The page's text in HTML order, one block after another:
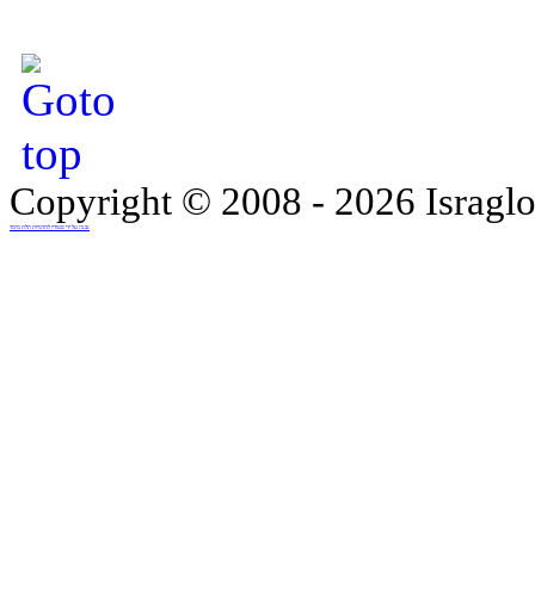
Copyright © 2008 - 2026
נבנה על ידי סטודיו להדמיות תלת מימד